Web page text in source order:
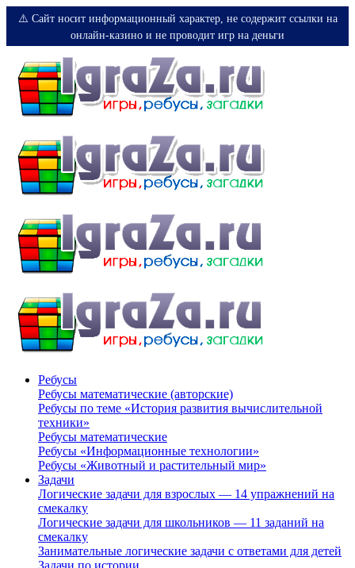
⚠️ Сайт носит информационный характер, не содержит ссылки на
онлайн-казино и не проводит игр на деньги
Ребусы
Ребусы математические (авторские)
Ребусы по теме «История развития вычислительной
техники»
Ребусы математические
Ребусы «Информационные технологии»
Ребусы «Животный и растительный мир»
Задачи
Логические задачи для взрослых — 14 упражнений на
смекалку
Логические задачи для школьников — 11 заданий на
смекалку
Занимательные логические задачи с ответами для детей
Задачи по истории